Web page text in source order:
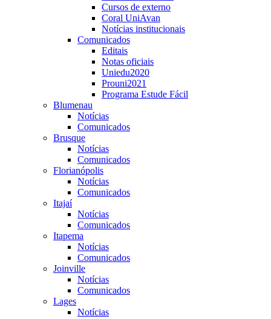
Cursos de externo
Coral UniAvan
Notícias institucionais
Comunicados
Editais
Notas oficiais
Uniedu2020
Prouni2021
Programa Estude Fácil
Blumenau
Notícias
Comunicados
Brusque
Notícias
Comunicados
Florianópolis
Notícias
Comunicados
Itajaí
Notícias
Comunicados
Itapema
Notícias
Comunicados
Joinville
Notícias
Comunicados
Lages
Notícias